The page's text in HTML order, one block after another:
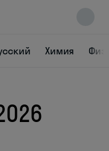
Химия